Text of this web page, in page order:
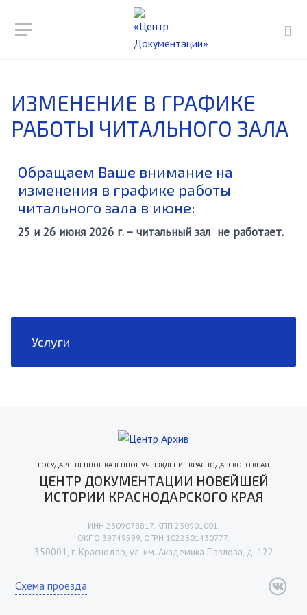
ИЗМЕНЕНИЕ В ГРАФИКЕ
РАБОТЫ ЧИТАЛЬНОГО ЗАЛА
Обращаем Ваше внимание на
изменения в графике работы
читального зала в июне:
25 и 26 июня 2026 г. – читальный зал не работает.
Услуги
ГОСУДАРСТВЕННОЕ КАЗЕННОЕ УЧРЕЖДЕНИЕ КРАСНОДАРСКОГО КРАЯ
ЦЕНТР ДОКУМЕНТАЦИИ НОВЕЙШЕЙ
ИСТОРИИ КРАСНОДАРСКОГО КРАЯ
ИНН 2309078817, КПП 230901001,
ОКПО 39749599, ОГРН 1022301430777.
350001, г. Краснодар, ул. им. Академика Павлова, д. 122
Схема проезда